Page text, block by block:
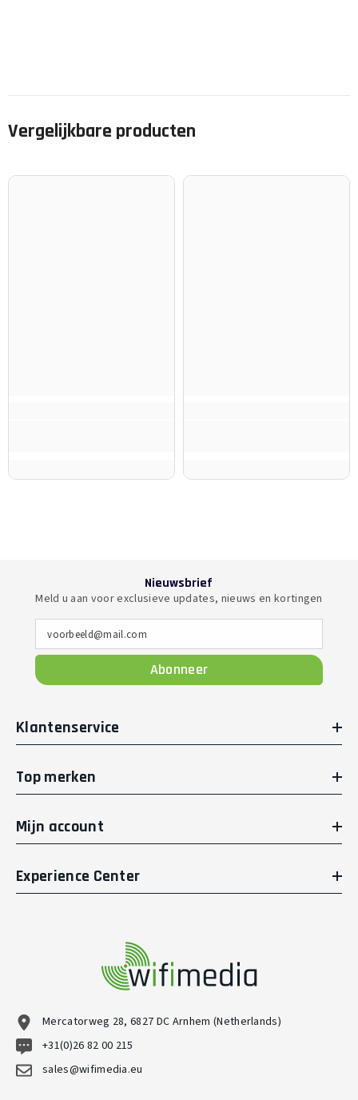
Vergelijkbare producten
Nieuwsbrief
Meld u aan voor exclusieve updates, nieuws en kortingen
voorbeeld@mail.com
Abonneer
Klantenservice
Top merken
Mijn account
Experience Center
Mercatorweg 28, 6827 DC Arnhem (Netherlands)
+31(0)26 82 00 215
sales@wifimedia.eu